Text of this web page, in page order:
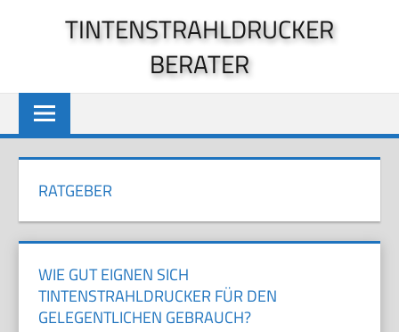
TINTENSTRAHLDRUCKER
BERATER
RATGEBER
WIE GUT EIGNEN SICH
TINTENSTRAHLDRUCKER FÜR DEN
GELEGENTLICHEN GEBRAUCH?